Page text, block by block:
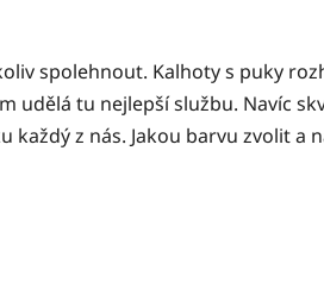
spolehnout. Kalhoty s puky
tu nejlepší službu. Navíc
z nás. Jakou barvu zvolit a